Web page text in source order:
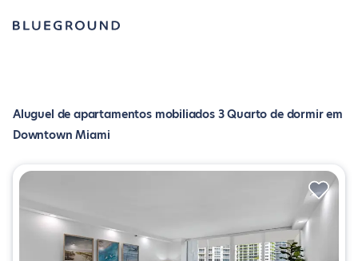
Aluguel de apartamentos mobiliados 3 Quarto de dormir em
Downtown Miami